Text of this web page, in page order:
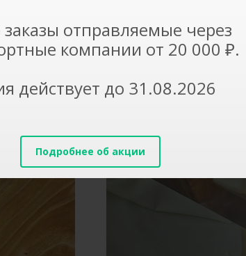
заказы отправляемые через
компании от 20 000 ₽.
действует до 31.08.2026
Подробнее об акции